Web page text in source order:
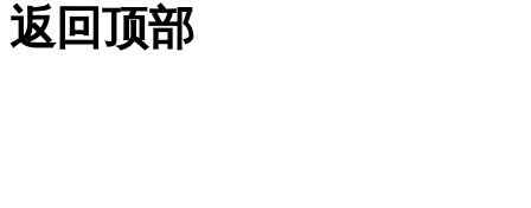
返回顶部